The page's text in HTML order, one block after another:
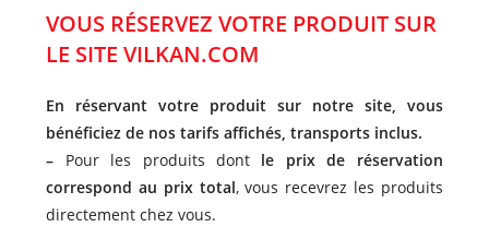
VOUS RÉSERVEZ VOTRE PRODUIT SUR
LE SITE VILKAN.COM
En réservant votre produit sur notre site, vous
bénéficiez de nos tarifs affichés, transports inclus.
– Pour les produits dont le prix de réservation
correspond au prix total, vous recevrez les produits
directement chez vous.